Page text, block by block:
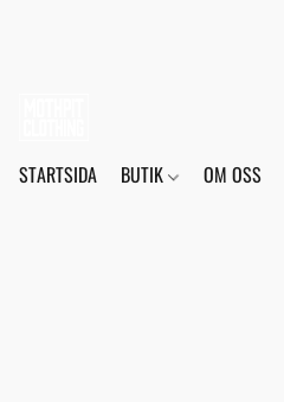
STARTSIDA BUTIK OM OSS